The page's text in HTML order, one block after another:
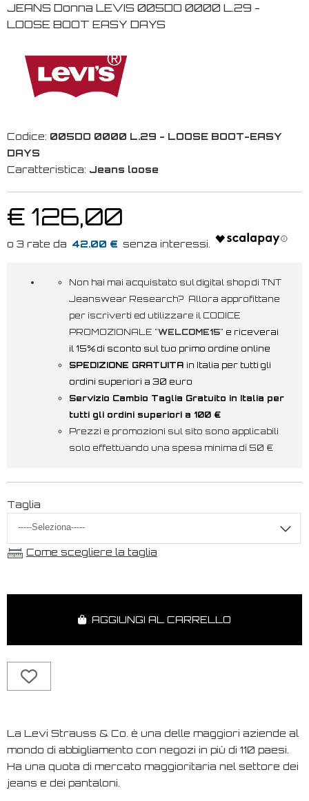
JEANS Donna LEVIS 005DO 0000 L.29 -
LOOSE BOOT EASY DAYS
Codice: 005DO 0000 L.29 - LOOSE BOOT-EASY
DAYS
Caratteristica: Jeans loose
€ 126,00
42.00 €
Non hai mai acquistato sul digital shop di TNT
Jeanswear Research? Allora approfittane
per iscriverti ed utilizzare il CODICE
PROMOZIONALE "WELCOME15" e riceverai
il 15% di sconto sul tuo primo ordine online
SPEDIZIONE GRATUITA in Italia per tutti gli
ordini superiori a 30 euro
Servizio Cambio Taglia Gratuito in Italia per
tutti gli ordini superiori a 100 €
Prezzi e promozioni sul sito sono applicabili
solo effettuando una spesa minima di 50 €
Taglia
Come scegliere la taglia
AGGIUNGI AL CARRELLO
La Levi Strauss & Co. è una delle maggiori aziende al
mondo di abbigliamento con negozi in più di 110 paesi.
Ha una quota di mercato maggioritaria nel settore dei
jeans e dei pantaloni.